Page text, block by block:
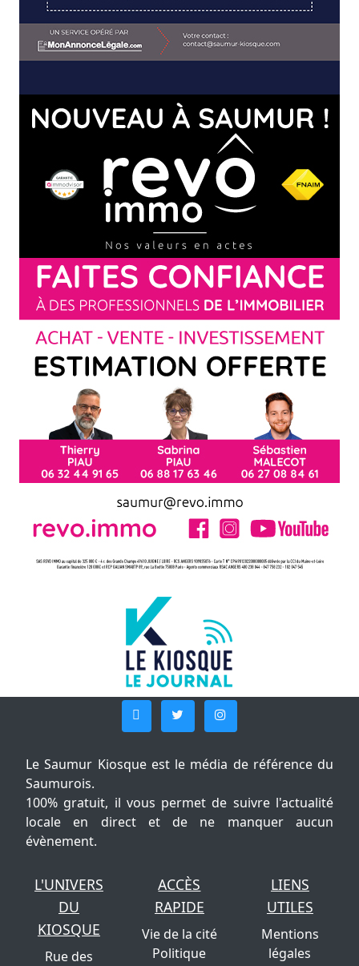
Le Saumur Kiosque est le média de référence du
Saumurois.
100% gratuit, il vous permet de suivre l'actualité
locale en direct et de ne manquer aucun
évènement.
L'UNIVERS
DU
KIOSQUE
Rue des
ACCÈS
RAPIDE
Vie de la cité
Politique
LIENS
UTILES
Mentions
légales